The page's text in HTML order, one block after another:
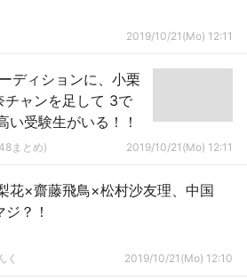
2019/10/21(Mo) 12:11
ディションに、小栗
チャンを足して 3で
い受験生がいる！！
まとめ) 2019/10/21(Mo) 12:11
花×齋藤飛鳥×松村沙友理、中国
？！
く 2019/10/21(Mo) 12:10